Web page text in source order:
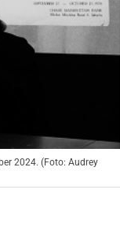
2024. (Foto: Audrey